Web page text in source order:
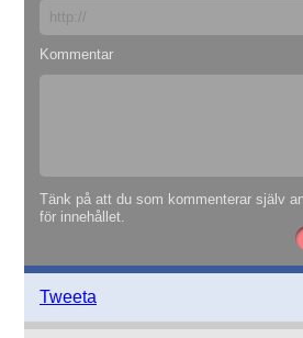
Kommentar
Tänk på att du som kommenterar själv
för innehållet.
Tweeta